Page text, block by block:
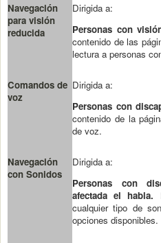
Navegación
para visión
reducida
Dirigida a:
Personas con
contenido de las
lectura a personas
Comandos de
voz
Dirigida a:
Personas con
contenido de la
de voz.
Navegación
con Sonidos
Dirigida a:
Personas con
afectada el habla.
cualquier tipo de
opciones disponibles.